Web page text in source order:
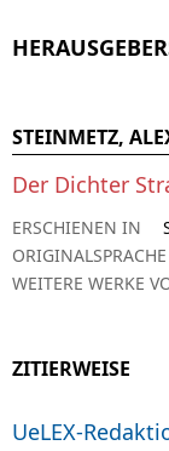
STEINMETZ,
Der Dichter
ERSCHIENEN IN
ORIGINALSPRACHE
WEITERE WERKE
ZITIERWEISE
UeLEX-